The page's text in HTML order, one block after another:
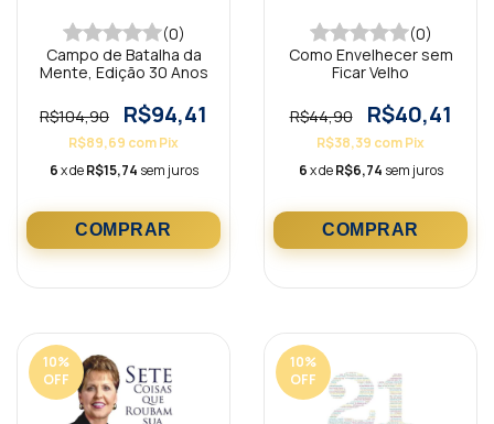
(0)
Campo de Batalha da
Mente, Edição 30 Anos
R$104,90 R$94,41
R$89,69 comPix
6x deR$15,74 sem juros
(0)
Como Envelhecer sem
Ficar Velho
R$44,90 R$40,41
R$38,39 comPix
6x deR$6,74 sem juros
10%
OFF
10%
OFF